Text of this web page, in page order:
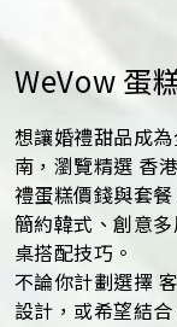
WeVow 蛋
想讓婚禮甜品成
南，瀏覽精選 香
禮蛋糕價錢與套
簡約韓式、創意
桌搭配技巧。
不論你計劃選擇
設計，或希望結